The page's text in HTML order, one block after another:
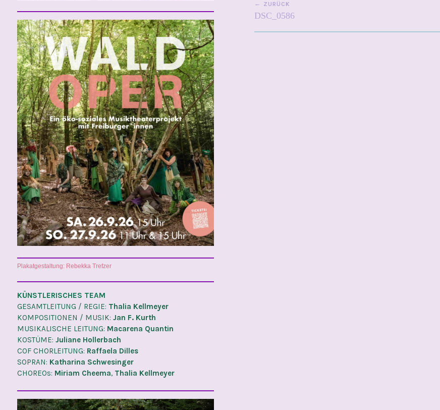
ZURÜCK
DSC_0586
Plakatgestaltung: Rebekka Trefzer
KÜNSTLERISCHES TEAM
GESAMTLEITUNG / REGIE: Thalia Kellmeyer
KOMPOSITIONEN / MUSIK: Jan F. Kurth
MUSIKALISCHE LEITUNG: Macarena Quantin
KOSTÜME: Juliane Hollerbach
COF CHORLEITUNG: Raffaela Dilles
SOPRAN: Katharina Schwesinger
CHOREOs: Miriam Cheema, Thalia Kellmeyer